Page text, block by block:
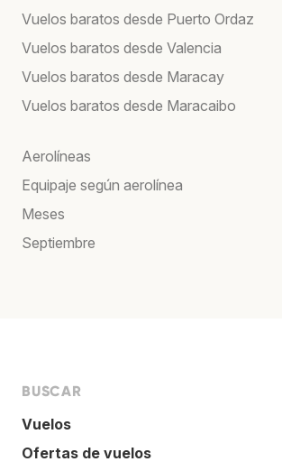
Vuelos baratos desde Puerto Ordaz
Vuelos baratos desde Valencia
Vuelos baratos desde Maracay
Vuelos baratos desde Maracaibo
Aerolíneas
Equipaje según aerolínea
Meses
Septiembre
BUSCAR
Vuelos
Ofertas de vuelos